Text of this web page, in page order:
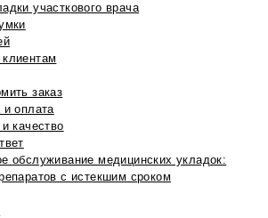
участкового врача
заказ
и оплата
качество
обслуживание медицинских укладок:
с истекшим сроком